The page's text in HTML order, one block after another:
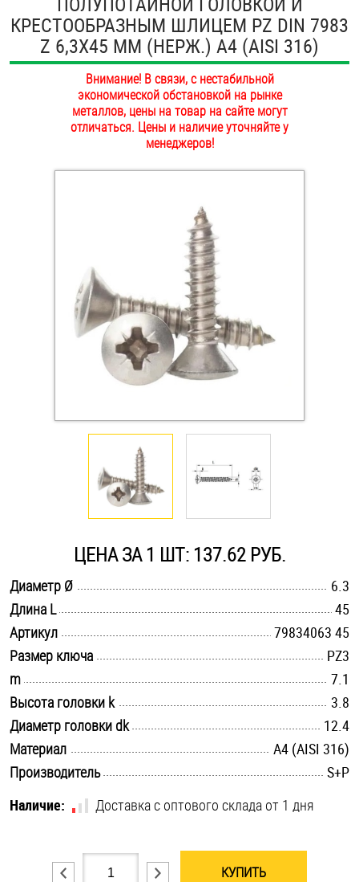
ОПЛАТА И ДОСТАВКА
НАШИ МАГАЗИНЫ
Втулки
Гайки
Дюбели
Дюймовый крепёж
Крюки, кольца с метрической резьбой
Крюки, кольца с шурупной резьбой
Саморезы и шурупы
Такелаж
Хомуты
Шайбы
Шпильки
Шплинты
Штифты и пальцы
КРЕСТООБРАЗНЫМ ШЛИЦЕМ PZ DIN 7983
Z 6,3Х45 ММ (НЕРЖ.) A4 (AISI 316)
Внимание! В связи, с нестабильной
экономической обстановкой на рынке
металлов, цены на товар на сайте могут
отличаться. Цены и наличие уточняйте у
менеджеров!
ЦЕНА ЗА 1 ШТ: 137.62 РУБ.
Диаметр Ø
6.3
Длина L
45
Артикул
79834063 45
Размер ключа
PZ3
m
7.1
Высота головки k
3.8
Диаметр головки dk
12.4
Материал
A4 (AISI 316)
Производитель
S+P
Наличие:
Доставка с оптового склада от 1 дня
КУПИТЬ